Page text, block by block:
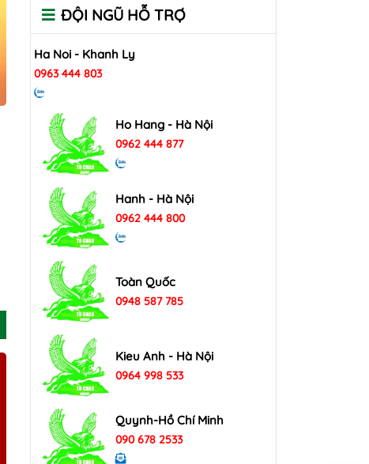
ĐỘI NGŨ HỖ TRỢ
Ha Noi - Khanh Ly
0963 444 803
Ho Hang - Hà Nội
0962 444 877
Hanh - Hà Nội
0962 444 800
Toàn Quốc
0948 587 785
Kieu Anh - Hà Nội
0964 998 533
Quynh-Hồ Chí Minh
090 678 2533